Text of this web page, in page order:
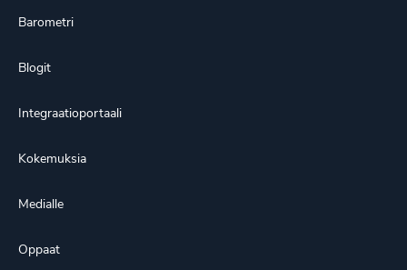
Barometri
Blogit
Integraatioportaali
Kokemuksia
Medialle
Oppaat